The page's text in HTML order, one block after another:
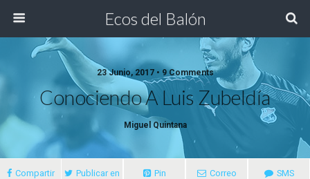
Ecos del Balón
23 Junio, 2017 • 9 Comments
Conociendo A Luis Zubeldía
Miguel Quintana
Compartir
Publicar en
Pin
Correo
SMS